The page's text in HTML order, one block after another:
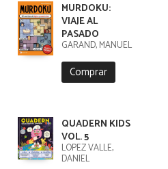
MURDOKU:
VIAJE AL
PASADO
GARAND, MANUEL
Comprar
QUADERN KIDS
VOL. 5
LÓPEZ VALLE,
DANIEL